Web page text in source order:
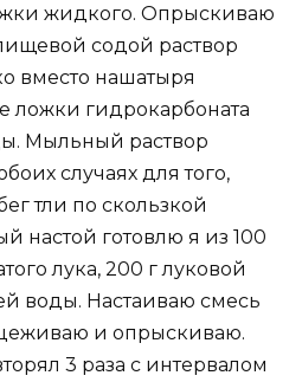
жидкого. Опрыскиваю
содой раствор
вместо нашатыря
ложки гидрокарбоната
Мыльный раствор
случаях для того,
тли по скользкой
настой готовлю я из 100
лука, 200 г луковой
воды. Настаиваю смесь
и опрыскиваю.
3 раза с интервалом